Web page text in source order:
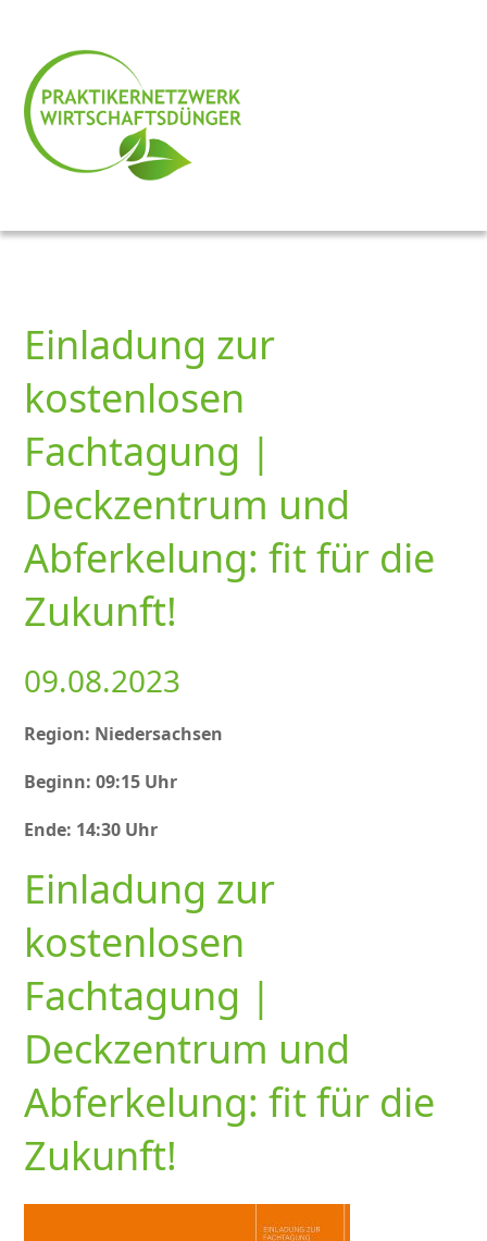
Einladung zur
kostenlosen
Fachtagung |
Deckzentrum und
Abferkelung: fit für die
Zukunft!
09.08.2023
Region: Niedersachsen
Beginn: 09:15 Uhr
Ende: 14:30 Uhr
Einladung zur
kostenlosen
Fachtagung |
Deckzentrum und
Abferkelung: fit für die
Zukunft!